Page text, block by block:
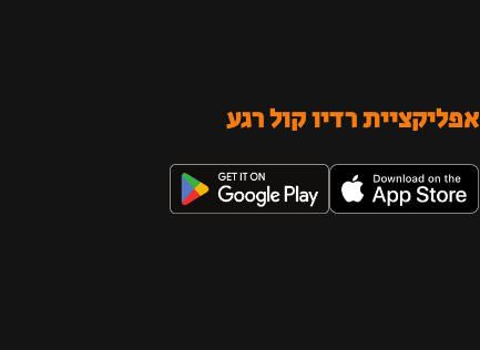
אפליקציית רדיו קול רגע